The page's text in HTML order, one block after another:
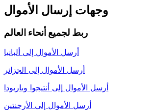
وجهات إرسال الأموال
ربط لجميع أنحاء العالم
أرسل الأموال إلى ألبانيا
أرسل الأموال إلى الجزائر
أرسل الأموال إلى أنتيجوا وباربودا
أرسل الأموال إلى الأرجنتين